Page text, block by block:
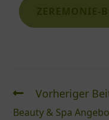
ZEREMONIE-
Vorheriger
Beauty & Spa